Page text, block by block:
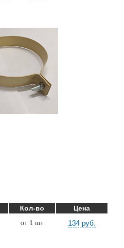
Кол-во
Цена
от 1 шт 134 руб.